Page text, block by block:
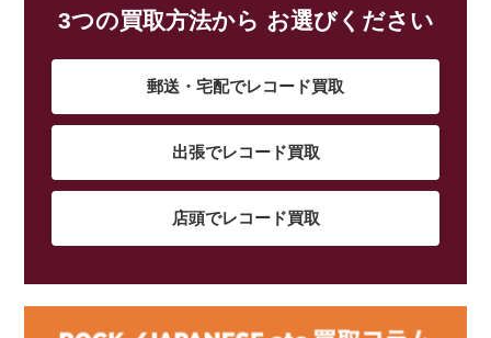
3つの買取方法から お選びください
郵送・宅配でレコード買取
出張でレコード買取
店頭でレコード買取